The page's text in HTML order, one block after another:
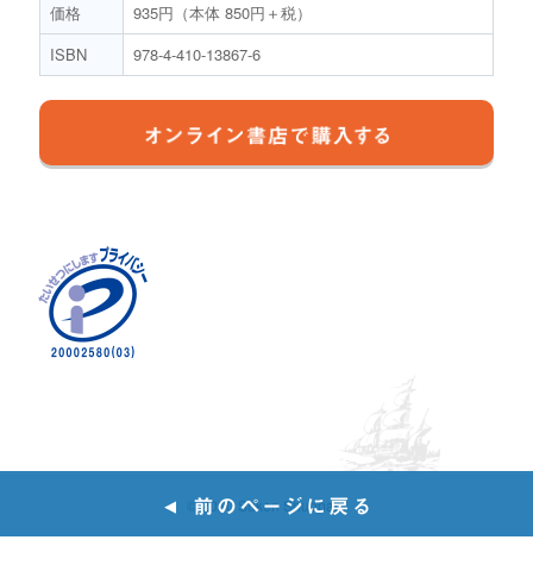
価格
935円（本体 850円＋税）
ISBN
978-4-410-13867-6
© 2020 Suken Shuppan.